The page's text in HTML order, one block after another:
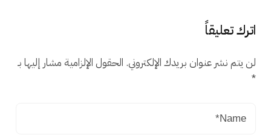
اترك تعليقاً
لن يتم نشر عنوان بريدك الإلكتروني. الحقول الإلزامية مشار إليها بـ
*